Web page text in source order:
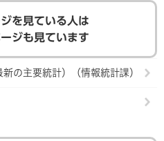
を見ている人は
ジも見ています
の主要統計）（情報統計課）